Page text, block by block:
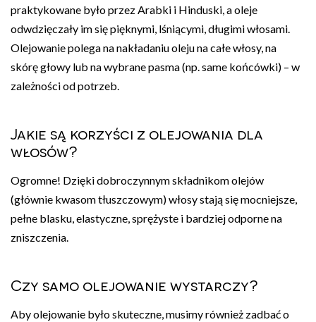
praktykowane było przez Arabki i Hinduski, a oleje
odwdzięczały im się pięknymi, lśniącymi, długimi włosami.
Olejowanie polega na nakładaniu oleju na całe włosy, na
skórę głowy lub na wybrane pasma (np. same końcówki) – w
zależności od potrzeb.
Jakie są korzyści z olejowania dla
włosów?
Ogromne! Dzięki dobroczynnym składnikom olejów
(głównie kwasom tłuszczowym) włosy stają się mocniejsze,
pełne blasku, elastyczne, sprężyste i bardziej odporne na
zniszczenia.
Czy samo olejowanie wystarczy?
Aby olejowanie było skuteczne, musimy również zadbać o